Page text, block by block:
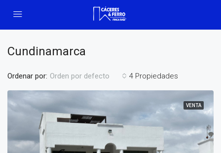
Cundinamarca
4 Propiedades
Ordenar por: Orden por defecto
VENTA